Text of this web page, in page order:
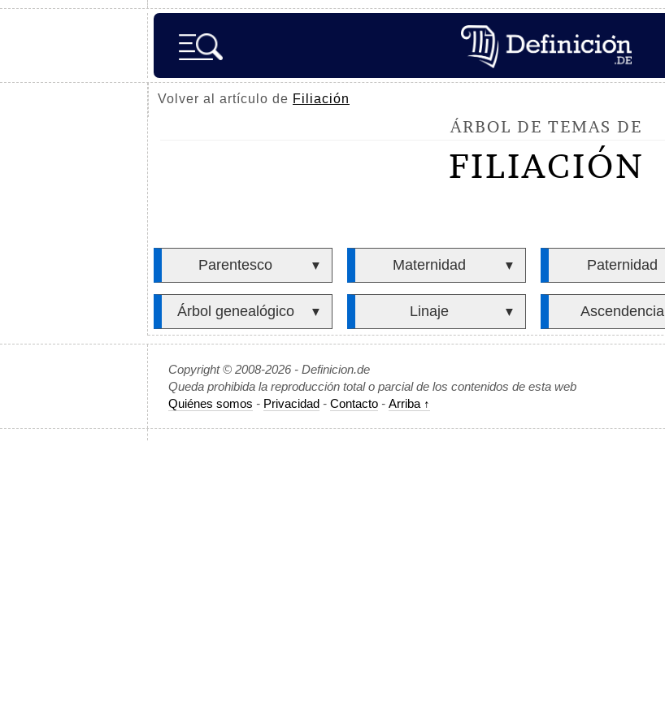
Volver al artículo de Filiación
ÁRBOL DE TEMAS DE
FILIACIÓN
Parentesco ▼ Maternidad ▼ Paternidad
Árbol genealógico ▼ Linaje ▼ Ascendencia
Copyright © 2008-2026 - Definicion.de
Queda prohibida la reproducción total o parcial de los contenidos de esta web
Quiénes somos - Privacidad - Contacto - Arriba ↑